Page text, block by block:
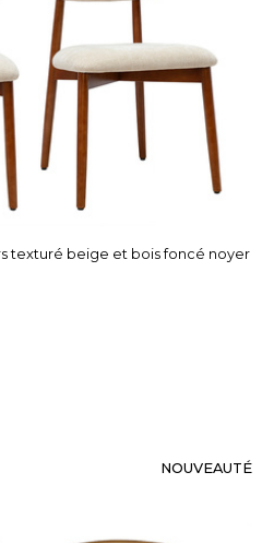
texturé beige et bois foncé noyer
NOUVEAUTÉ